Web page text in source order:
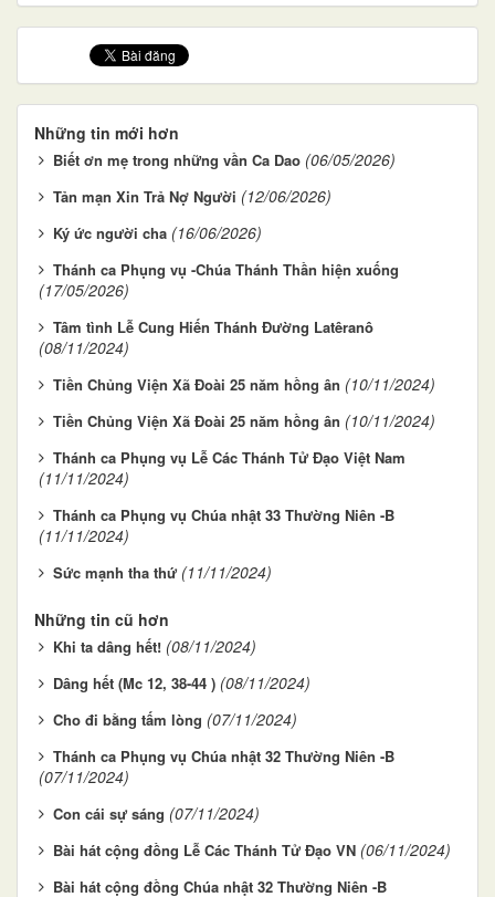
Những tin mới hơn
Biết ơn mẹ trong những vần Ca Dao (06/05/2026)
Tản mạn Xin Trả Nợ Người (12/06/2026)
Ký ức người cha (16/06/2026)
Thánh ca Phụng vụ -Chúa Thánh Thần hiện xuống
(17/05/2026)
Tâm tình Lễ Cung Hiến Thánh Đường Latêranô
(08/11/2024)
Tiền Chủng Viện Xã Đoài 25 năm hồng ân (10/11/2024)
Tiền Chủng Viện Xã Đoài 25 năm hồng ân (10/11/2024)
Thánh ca Phụng vụ Lễ Các Thánh Tử Đạo Việt Nam
(11/11/2024)
Thánh ca Phụng vụ Chúa nhật 33 Thường Niên -B
(11/11/2024)
Sức mạnh tha thứ (11/11/2024)
Những tin cũ hơn
Khi ta dâng hết! (08/11/2024)
Dâng hết (Mc 12, 38-44 ) (08/11/2024)
Cho đi bằng tấm lòng (07/11/2024)
Thánh ca Phụng vụ Chúa nhật 32 Thường Niên -B
(07/11/2024)
Con cái sự sáng (07/11/2024)
Bài hát cộng đồng Lễ Các Thánh Tử Đạo VN (06/11/2024)
Bài hát cộng đồng Chúa nhật 32 Thường Niên -B